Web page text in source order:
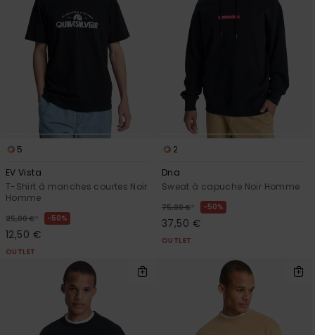
5
EV Vista
T-Shirt à manches courtes Noir
Homme
25,00 € * 50%
12,50 €
OUTLET
2
Dna
Sweat à capuche Noir Homme
75,00 € * 50%
37,50 €
OUTLET